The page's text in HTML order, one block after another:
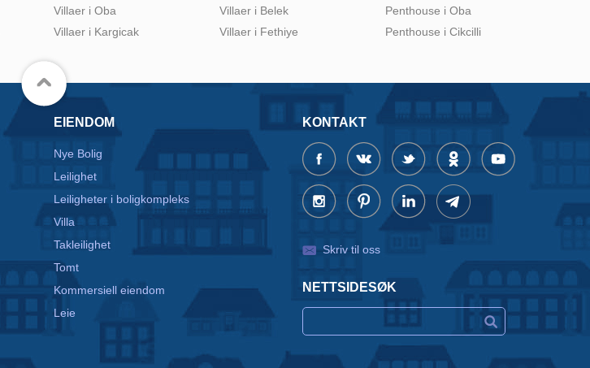
Villaer i Oba
Villaer i Kargicak
Villaer i Belek
Villaer i Fethiye
Penthouse i Oba
Penthouse i Cikcilli
EIENDOM
Nye Bolig
Leilighet
Leiligheter i boligkompleks
Villa
Takleilighet
Tomt
Kommersiell eiendom
Leie
KONTAKT
Skriv til oss
NETTSIDESØK